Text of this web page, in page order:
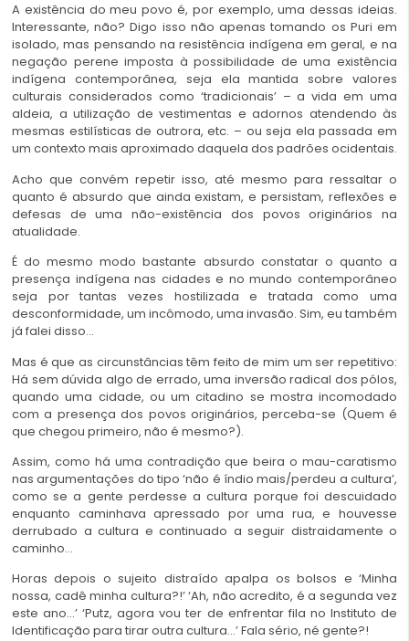
A existência do meu povo é, por exemplo, uma dessas ideias.
Interessante, não? Digo isso não apenas tomando os Puri em
isolado, mas pensando na resistência indígena em geral, e na
negação perene imposta à possibilidade de uma existência
indígena contemporânea, seja ela mantida sobre valores
culturais considerados como ‘tradicionais’ – a vida em uma
aldeia, a utilização de vestimentas e adornos atendendo às
mesmas estilísticas de outrora, etc. – ou seja ela passada em
um contexto mais aproximado daquela dos padrões ocidentais.
Acho que convém repetir isso, até mesmo para ressaltar o
quanto é absurdo que ainda existam, e persistam, reflexões e
defesas de uma não-existência dos povos originários na
atualidade.
É do mesmo modo bastante absurdo constatar o quanto a
presença indígena nas cidades e no mundo contemporâneo
seja por tantas vezes hostilizada e tratada como uma
desconformidade, um incômodo, uma invasão. Sim, eu também
já falei disso…
Mas é que as circunstâncias têm feito de mim um ser repetitivo:
Há sem dúvida algo de errado, uma inversão radical dos pólos,
quando uma cidade, ou um citadino se mostra incomodado
com a presença dos povos originários, perceba-se (Quem é
que chegou primeiro, não é mesmo?).
Assim, como há uma contradição que beira o mau-caratismo
nas argumentações do tipo ‘não é índio mais/perdeu a cultura’,
como se a gente perdesse a cultura porque foi descuidado
enquanto caminhava apressado por uma rua, e houvesse
derrubado a cultura e continuado a seguir distraidamente o
caminho…
Horas depois o sujeito distraído apalpa os bolsos e ‘Minha
nossa, cadê minha cultura?!’ ‘Ah, não acredito, é a segunda vez
este ano…’ ‘Putz, agora vou ter de enfrentar fila no Instituto de
Identificação para tirar outra cultura…’ Fala sério, né gente?!